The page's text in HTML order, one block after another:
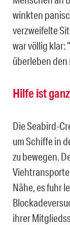
winkten
verzweifelte
war völlig klar:
überleben den
Hilfe ist
Die Seabird-
um Schiffe in
zu bewegen.
Nähe, es fuhr
ihrer